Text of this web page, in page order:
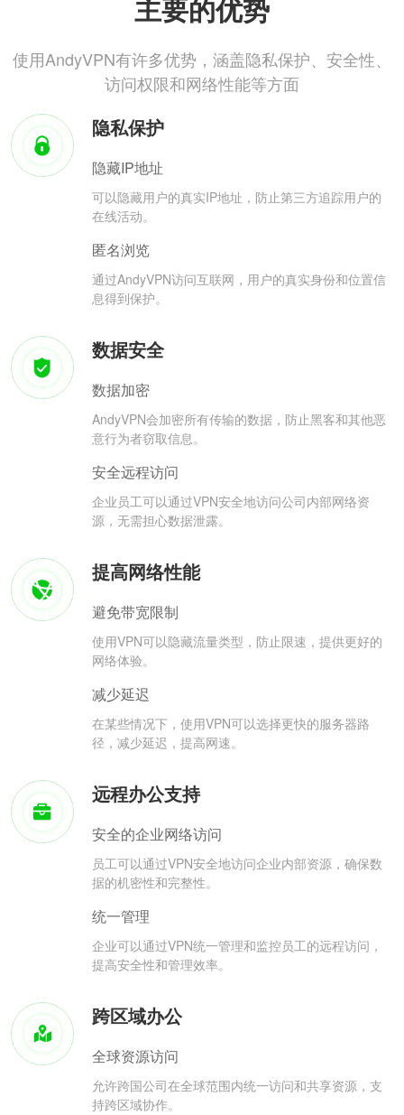
主要的优势
使用AndyVPN有许多优势，涵盖隐私保护、安全性、
访问权限和网络性能等方面
隐私保护
隐藏IP地址
可以隐藏用户的真实IP地址，防止第三方追踪用户的
在线活动。
匿名浏览
通过AndyVPN访问互联网，用户的真实身份和位置信
息得到保护。
数据安全
数据加密
AndyVPN会加密所有传输的数据，防止黑客和其他恶
意行为者窃取信息。
安全远程访问
企业员工可以通过VPN安全地访问公司内部网络资
源，无需担心数据泄露。
提高网络性能
避免带宽限制
使用VPN可以隐藏流量类型，防止限速，提供更好的
网络体验。
减少延迟
在某些情况下，使用VPN可以选择更快的服务器路
径，减少延迟，提高网速。
远程办公支持
安全的企业网络访问
员工可以通过VPN安全地访问企业内部资源，确保数
据的机密性和完整性。
统一管理
企业可以通过VPN统一管理和监控员工的远程访问，
提高安全性和管理效率。
跨区域办公
全球资源访问
允许跨国公司在全球范围内统一访问和共享资源，支
持跨区域协作。